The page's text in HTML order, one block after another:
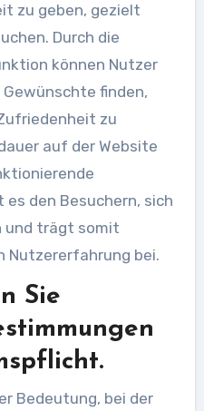
zu geben, gezielt
Durch die
können Nutzer
finden,
zu
auf der Website
den Besuchern, sich
und trägt somit
Nutzererfahrung bei.
Sie
Bedeutung, bei der